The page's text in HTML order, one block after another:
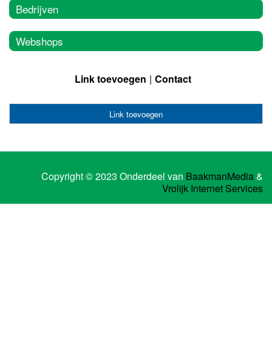
Bedrijven
Webshops
Link toevoegen Contact
Link toevoegen
Copyright © 2023 Onderdeel van BaakmanMedia&
Vrolijk Internet Services